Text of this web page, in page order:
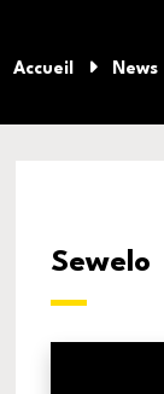
Accueil News
Sewelo